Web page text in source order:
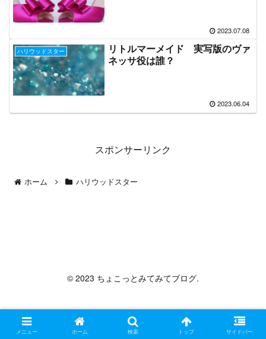
2023.07.08
ハリウッドスター
リトルマーメイド 実写版のヴァ
ネッサ役は誰？
2023.06.04
スポンサーリンク
ホーム ハリウッドスター
© 2023 ちょこっとみてみてブログ.
メニュー ホーム 検索 トップ サイドバー